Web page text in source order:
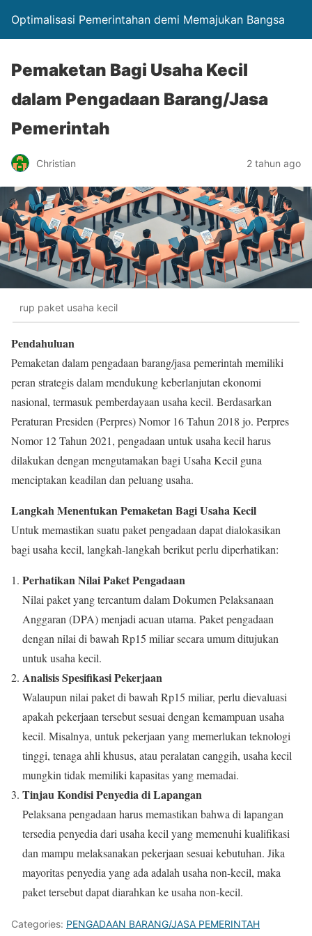
Optimalisasi Pemerintahan demi Memajukan Bangsa
Pemaketan Bagi Usaha Kecil
dalam Pengadaan Barang/Jasa
Pemerintah
Christian 2 tahun ago
rup paket usaha kecil
Pendahuluan
Pemaketan dalam pengadaan barang/jasa pemerintah memiliki
peran strategis dalam mendukung keberlanjutan ekonomi
nasional, termasuk pemberdayaan usaha kecil. Berdasarkan
Peraturan Presiden (Perpres) Nomor 16 Tahun 2018 jo. Perpres
Nomor 12 Tahun 2021, pengadaan untuk usaha kecil harus
dilakukan dengan mengutamakan bagi Usaha Kecil guna
menciptakan keadilan dan peluang usaha.
Langkah Menentukan Pemaketan Bagi Usaha Kecil
Untuk memastikan suatu paket pengadaan dapat dialokasikan
bagi usaha kecil, langkah-langkah berikut perlu diperhatikan:
Perhatikan Nilai Paket Pengadaan
Nilai paket yang tercantum dalam Dokumen Pelaksanaan
Anggaran (DPA) menjadi acuan utama. Paket pengadaan
dengan nilai di bawah Rp15 miliar secara umum ditujukan
untuk usaha kecil.
Analisis Spesifikasi Pekerjaan
Walaupun nilai paket di bawah Rp15 miliar, perlu dievaluasi
apakah pekerjaan tersebut sesuai dengan kemampuan usaha
kecil. Misalnya, untuk pekerjaan yang memerlukan teknologi
tinggi, tenaga ahli khusus, atau peralatan canggih, usaha kecil
mungkin tidak memiliki kapasitas yang memadai.
Tinjau Kondisi Penyedia di Lapangan
Pelaksana pengadaan harus memastikan bahwa di lapangan
tersedia penyedia dari usaha kecil yang memenuhi kualifikasi
dan mampu melaksanakan pekerjaan sesuai kebutuhan. Jika
mayoritas penyedia yang ada adalah usaha non-kecil, maka
paket tersebut dapat diarahkan ke usaha non-kecil.
Categories: PENGADAAN BARANG/JASA PEMERINTAH